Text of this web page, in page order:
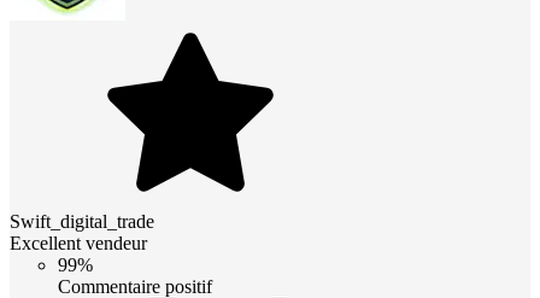
Swift_digital_trade
Excellent vendeur
99%
Commentaire positif